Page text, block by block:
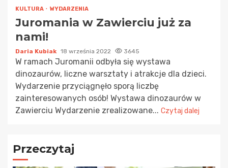
KULTURA WYDARZENIA
Juromania w Zawierciu już za
nami!
Daria Kubiak 18 września 2022 3645
W ramach Juromanii odbyła się wystawa
dinozaurów, liczne warsztaty i atrakcje dla dzieci.
Wydarzenie przyciągnęło sporą liczbę
zainteresowanych osób! Wystawa dinozaurów w
Zawierciu Wydarzenie zrealizowane... Czytaj dalej
Przeczytaj